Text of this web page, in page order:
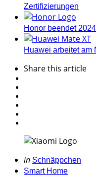
Zertifizierungen
Honor beendet
Huawei arbeitet am
Sharethis article
Categories
Posted
in
in Schnäppchen
Smart Home